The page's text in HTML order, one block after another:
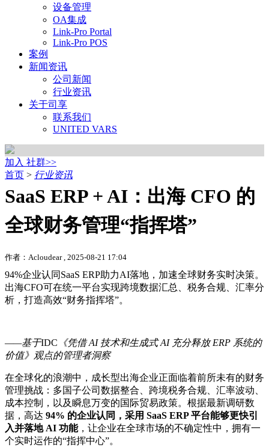
设备管理
OA集成
Link-Pro Portal
Link-Pro POS
案例
新闻资讯
公司新闻
行业资讯
关于司享
联系我们
UNITED VARS
加入 社群>>
首页 > 行业资讯
SaaS ERP + AI：出海 CFO 的
全球财务管理“指挥塔”
作者：Acloudear , 2025-08-21 17:04
94%企业认同SaaS ERP助力AI落地，加速全球财务实时决策。
出海CFO可在统一平台实现跨境数据汇总、税务合规、汇率分
析，打造高效“财务指挥塔”。
——基于IDC 《凭借 AI 技术和生成式 AI 充分释放 ERP 系统的
价值》观点的管理者洞察
在全球化的浪潮中，成长型出海企业正面临着前所未有的财务
管理挑战：多国子公司数据整合、跨境税务合规、汇率波动、
成本控制，以及瞬息万变的国际贸易政策。根据最新调研数
据，高达 94% 的企业认同，采用 SaaS ERP 平台能够更快引
入并落地 AI 功能，让企业在全球市场的不确定性中，拥有一
个实时运作的“指挥中心”。